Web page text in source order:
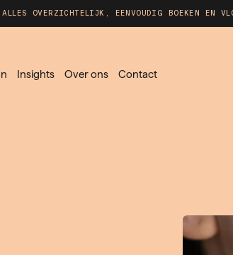
ALLES OVERZICHTELIJK, EENVOUDIG BOEKEN EN
Insights Over ons Contact